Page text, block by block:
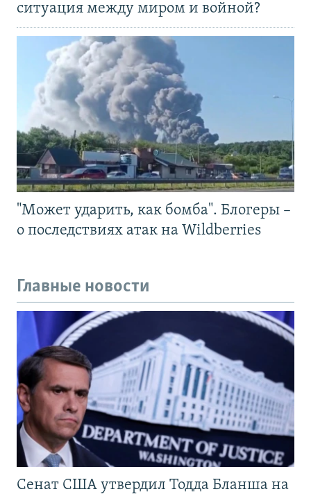
ситуация между миром и войной?
"Может ударить, как бомба". Блогеры –
о последствиях атак на Wildberries
Главные новости
Сенат США утвердил Тодда Бланша на